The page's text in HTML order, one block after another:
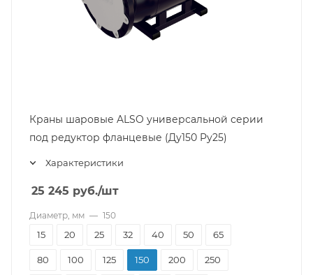
Краны шаровые ALSO универсальной серии
под редуктор фланцевые (Ду150 Pу25)
Характеристики
25 245 руб./шт
Диаметр, мм — 150
15 20 25 32 40 50 65
80 100 125 150 200 250